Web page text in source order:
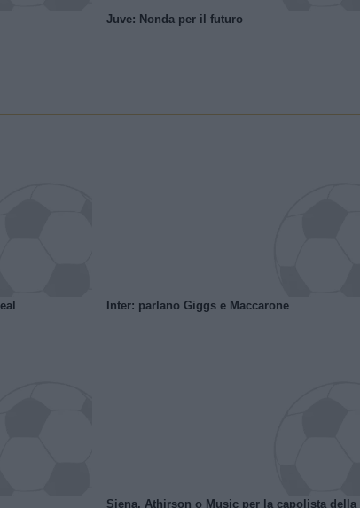
Juve: Nonda per il futuro
Inter: parlano Giggs e Maccarone
Siena, Athirson o Music per la capolista della